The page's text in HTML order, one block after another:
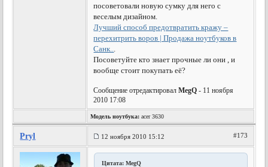
посоветовали новую сумку для него с
веселым дизайном.
Лучший способ предотвратить кражу –
перехитрить воров | Продажа ноутбуков в
Санк...
Посоветуйте кто знает прочные ли они , и
вообще стоит покупать её?
Сообщение отредактировалMegQ - 11 ноября
2010 17:08
Модель ноутбука: acer 3630
Pryl 12 ноября 2010 15:12 #173
Цитата: MegQ